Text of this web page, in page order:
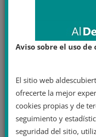
Aviso sobre el uso de
El sitio web
ofrecerte la mejor
cookies propias y de
seguimiento y
seguridad del sitio,